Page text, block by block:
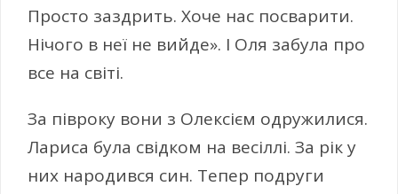
Просто заздрить. Хоче нас посварити.
Нічого в неї не вийде». І Оля забула про
все на світі.
За півроку вони з Олексієм одружилися.
Лариса була свідком на весіллі. За рік у
них народився син. Тепер подруги